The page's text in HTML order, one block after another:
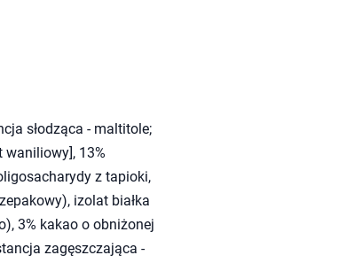
słodząca - maltitole;
waniliowy], 13%
z tapioki,
izolat białka
3% kakao o obniżonej
zagęszczająca -